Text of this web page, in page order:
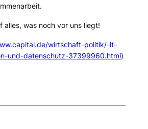
alles, was noch vor uns liegt!
wirtschaft-politik/-it–
und-datenschutz-37399960.html)